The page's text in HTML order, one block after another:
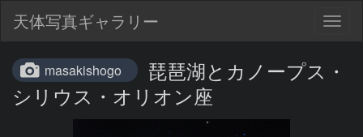
天体写真ギャラリー
masakishogo
琵琶湖とカノープス・
シリウス・オリオン座